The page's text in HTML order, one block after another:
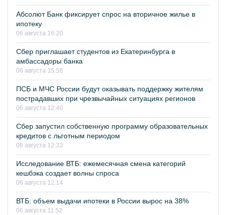
Абсолют Банк фиксирует спрос на вторичное жилье в
ипотеку
06 августа 16:20
Сбер приглашает студентов из Екатеринбурга в
амбассадоры банка
06 августа 15:56
ПСБ и МЧС России будут оказывать поддержку жителям
пострадавших при чрезвычайных ситуациях регионов
06 августа 12:40
Сбер запустил собственную программу образовательных
кредитов с льготным периодом
06 августа 12:33
Исследование ВТБ: ежемесячная смена категорий
кешбэка создает волны спроса
06 августа 12:14
ВТБ: объем выдачи ипотеки в России вырос на 38%
06 августа 11:52